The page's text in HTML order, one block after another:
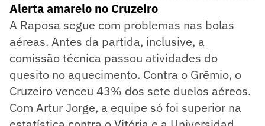
Alerta amarelo no Cruzeiro
A Raposa segue com problemas nas bolas
aéreas. Antes da partida, inclusive, a
comissão técnica passou atividades do
quesito no aquecimento. Contra o Grêmio, o
Cruzeiro venceu 43% dos sete duelos aéreos.
Com Artur Jorge, a equipe só foi superior na